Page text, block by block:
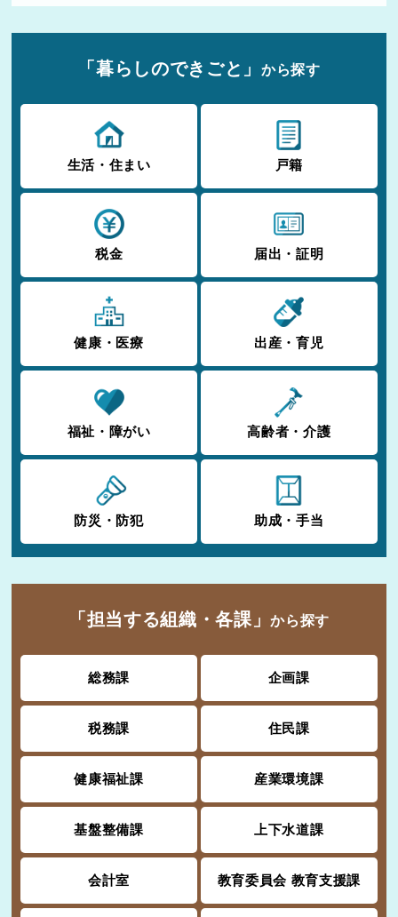
「暮らしのできごと」 から探す
生活・住まい 戸籍
税金 届出・証明
健康・医療 出産・育児
福祉・障がい 高齢者・介護
防災・防犯 助成・手当
「担当する組織・各課」から探す
総務課 企画課
税務課 住民課
健康福祉課 産業環境課
基盤整備課 上下水道課
会計室 教育委員会 教育支援課